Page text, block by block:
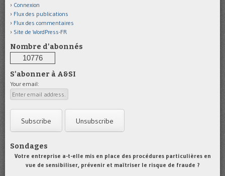
Connexion
Flux des publications
Flux des commentaires
Site de WordPress-FR
Nombre d'abonnés
10776
S'abonner à A&SI
Your email:
Sondages
Votre entreprise a-t-elle mis en place des procédures particulières en
vue de sensibiliser, prévenir et maîtriser le risque de fraude ?